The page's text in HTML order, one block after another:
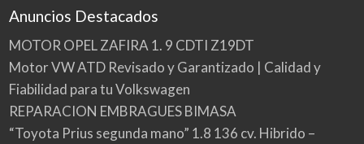
Anuncios Destacados
MOTOR OPEL ZAFIRA 1. 9 CDTI Z19DT
Motor VW ATD Revisado y Garantizado | Calidad y
Fiabilidad para tu Volkswagen
REPARACION EMBRAGUES BIMASA
“Toyota Prius segunda mano” 1.8 136 cv. Hibrido –